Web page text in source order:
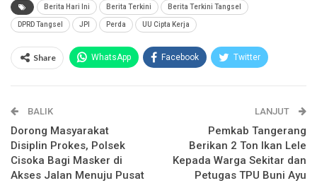
Berita Hari Ini Berita Terkini Berita Terkini Tangsel
DPRD Tangsel JPI Perda UU Cipta Kerja
Share WhatsApp Facebook Twitter
Telegram
BALIK
Dorong Masyarakat
Disiplin Prokes, Polsek
Cisoka Bagi Masker di
Akses Jalan Menuju Pusat
LANJUT
Pemkab Tangerang
Berikan 2 Ton Ikan Lele
Kepada Warga Sekitar dan
Petugas TPU Buni Ayu